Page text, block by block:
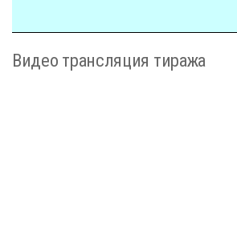
Видео трансляция тиража